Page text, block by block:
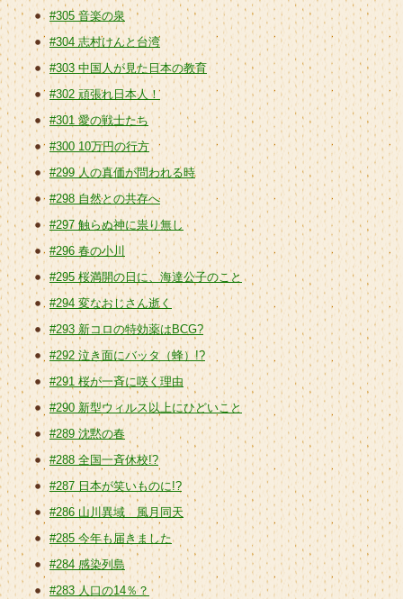
#305 音楽の泉
#304 志村けんと台湾
#303 中国人が見た日本の教育
#302 頑張れ日本人！
#301 愛の戦士たち
#300 10万円の行方
#299 人の真価が問われる時
#298 自然との共存へ
#297 触らぬ神に祟り無し
#296 春の小川
#295 桜満開の日に、海達公子のこと
#294 変なおじさん逝く
#293 新コロの特効薬はBCG?
#292 泣き面にバッタ（蜂）!?
#291 桜が一斉に咲く理由
#290 新型ウィルス以上にひどいこと
#289 沈黙の春
#288 全国一斉休校!?
#287 日本が笑いものに!?
#286 山川異域 風月同天
#285 今年も届きました
#284 感染列島
#283 人口の14％？